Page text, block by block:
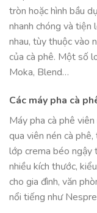
tròn hoặc hình bầu
nhanh chóng và tiện
nhau, tùy thuộc vào
của cà phê. Một số
Moka, Blend…
Các máy pha cà
Máy pha cà phê
qua viên nén cà
lớp crema béo ngậy
nhiều kích thước,
cho gia đình, văn
nổi tiếng như